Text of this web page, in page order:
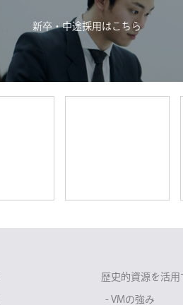
新卒・中途採用はこちら
歴史的資源を活用
- VMの強み